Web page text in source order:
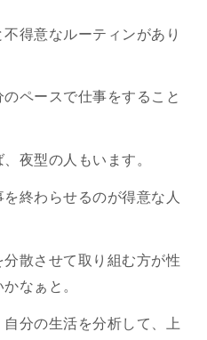
得意なルーティンがあり
ペースで仕事をすること
夜型の人もいます。
終わらせるのが得意な人
散させて取り組む方が性
なぁと。
分の生活を分析して、上